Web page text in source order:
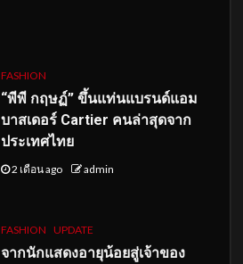
FASHION
“พีพี กฤษฏ์” ขึ้นแท่นแบรนด์แอม
บาสเดอร์ Cartier คนล่าสุดจาก
ประเทศไทย
2 เดือน ago admin
FASHION UPDATE
จากนักแสดงอายุน้อยสู่เจ้าของ